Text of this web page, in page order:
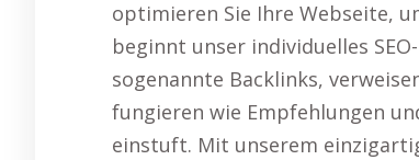
optimieren Sie Ihre Webseite,
beginnt unser individuelles
sogenannte Backlinks,
fungieren wie Empfehlungen
einstuft. Mit unserem